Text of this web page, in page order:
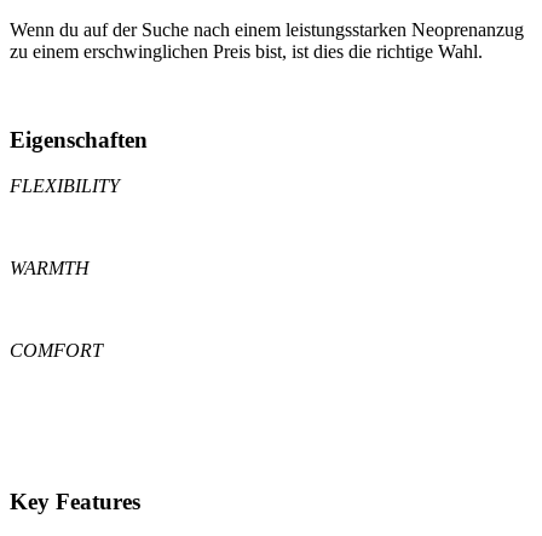
Wenn du auf der Suche nach einem leistungsstarken Neoprenanzug
zu einem erschwinglichen Preis bist, ist dies die richtige Wahl.
Eigenschaften
FLEXIBILITY
WARMTH
COMFORT
Key Features